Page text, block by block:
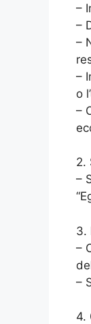
–
–
–
–
o
–
2.
–
3.
–
–
4.